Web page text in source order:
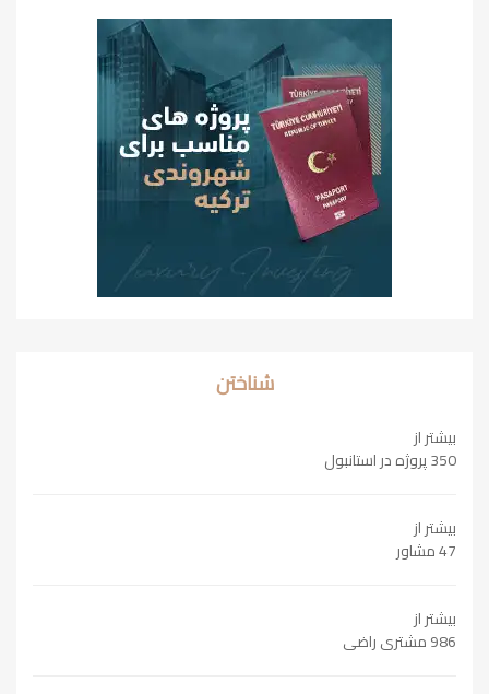
شناختن
بیشتر از
350 پروژه در استانبول
بیشتر از
47 مشاور
بیشتر از
986 مشتری راضی